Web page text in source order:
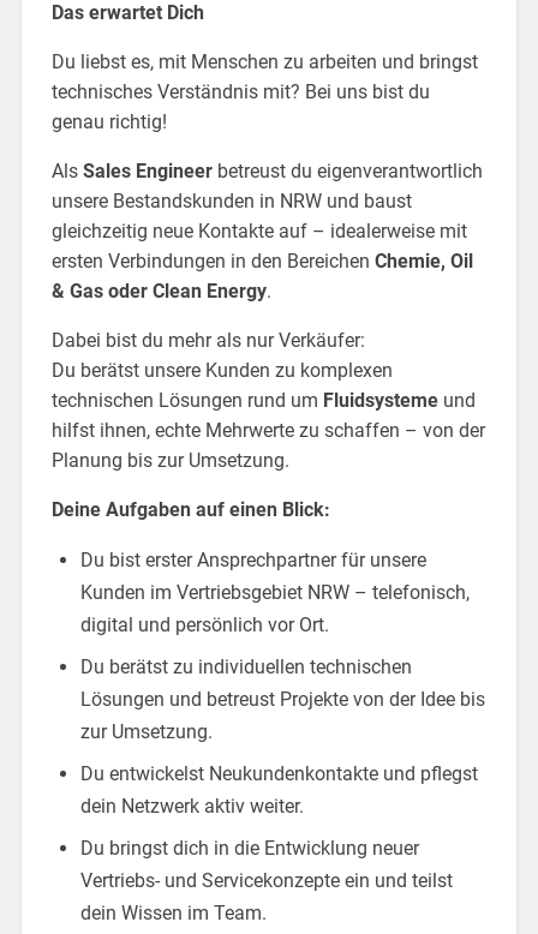
Das erwartet Dich
Du liebst es, mit Menschen zu arbeiten und bringst
technisches Verständnis mit? Bei uns bist du
genau richtig!
Als Sales Engineerbetreust du eigenverantwortlich
unsere Bestandskunden in NRW und baust
gleichzeitig neue Kontakte auf – idealerweise mit
ersten Verbindungen in den Bereichen Chemie, Oil
& Gas oder Clean Energy.
Dabei bist du mehr als nur Verkäufer:
Du berätst unsere Kunden zu komplexen
technischen Lösungen rund um Fluidsystemeund
hilfst ihnen, echte Mehrwerte zu schaffen – von der
Planung bis zur Umsetzung.
Deine Aufgaben auf einen Blick:
Du bist erster Ansprechpartner für unsere
Kunden im Vertriebsgebiet NRW – telefonisch,
digital und persönlich vor Ort.
Du berätst zu individuellen technischen
Lösungen und betreust Projekte von der Idee bis
zur Umsetzung.
Du entwickelst Neukundenkontakte und pflegst
dein Netzwerk aktiv weiter.
Du bringst dich in die Entwicklung neuer
Vertriebs- und Servicekonzepte ein und teilst
dein Wissen im Team.